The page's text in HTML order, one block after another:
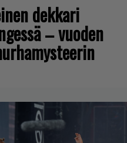
dekkari
– vuoden